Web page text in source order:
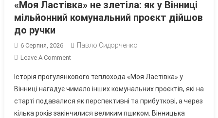
«Моя Ластівка» не злетіла: як у Вінниці
мільйонний комунальний проєкт дійшов
до ручки
6 Серпня, 2026 Павло Сидорченко
Leave A CommentOn
Ластівка»
Не
Злетіла:
Як
Історія прогулянкового теплохода «Моя Ластівка» у
Вінниці нагадує чимало інших комунальних проєктів, які на
старті подавалися як перспективні та прибуткові, а через
кілька років закінчилися великим пшиком. Вінницька